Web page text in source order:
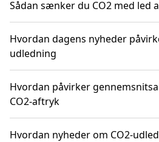
Sådan sænker du CO2 med led
Hvordan dagens nyheder
udledning
Hvordan påvirker
CO2-aftryk
Hvordan nyheder om CO2-